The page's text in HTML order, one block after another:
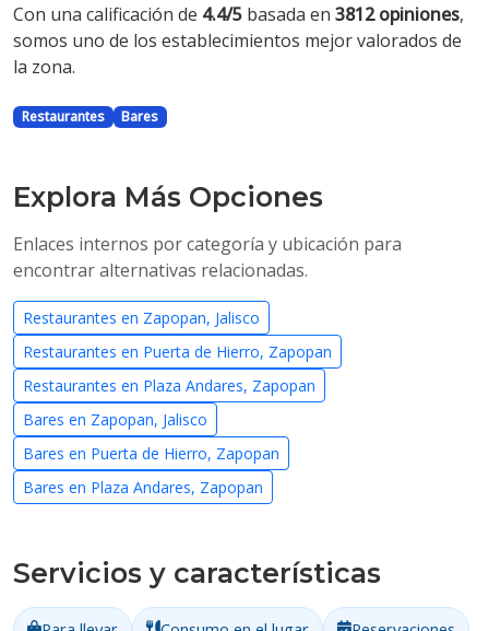
Con una calificación de 4.4/5 basada en 3812 opiniones,
somos uno de los establecimientos mejor valorados de
la zona.
Restaurantes Bares
Explora Más Opciones
Enlaces internos por categoría y ubicación para
encontrar alternativas relacionadas.
Restaurantes en Zapopan, Jalisco
Restaurantes en Puerta de Hierro, Zapopan
Restaurantes en Plaza Andares, Zapopan
Bares en Zapopan, Jalisco
Bares en Puerta de Hierro, Zapopan
Bares en Plaza Andares, Zapopan
Servicios y características